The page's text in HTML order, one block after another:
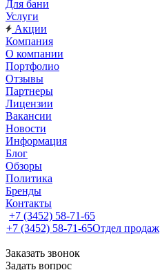
Для бани
Услуги
Акции
Компания
О компании
Портфолио
Отзывы
Партнеры
Лицензии
Вакансии
Новости
Информация
Блог
Обзоры
Политика
Бренды
Контакты
+7 (3452) 58-71-65
+7 (3452) 58-71-65Отдел продаж
Заказать звонок
Задать вопрос